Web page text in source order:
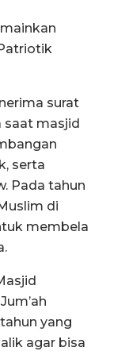
surat
saat masjid
serta
Pada tahun
di
membela
yang
agar bisa